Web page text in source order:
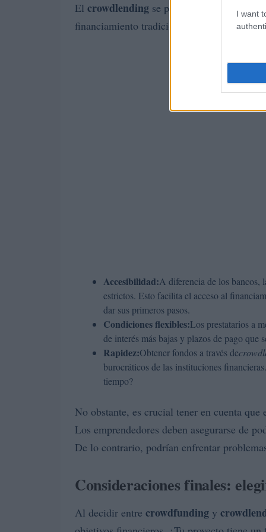
I want
El crowdlending se presenta como una
financiamiento tradicionales. ¿Te has
Accesibilidad:A diferencia de los bancos,
estrictos. Esto facilita el acceso al
dar sus primeros pasos.
Condiciones flexibles:Los prestatarios a
de interés más bajas y plazos de pago que
Rapidez:Obtener fondos a través de
burocráticos de las instituciones
tiempo?
No obstante, es crucial tener en cuenta que
Los emprendedores deben asegurarse de
De lo contrario, podrían enfrentar
Consideraciones finales:
Al decidir entre crowdfunding y